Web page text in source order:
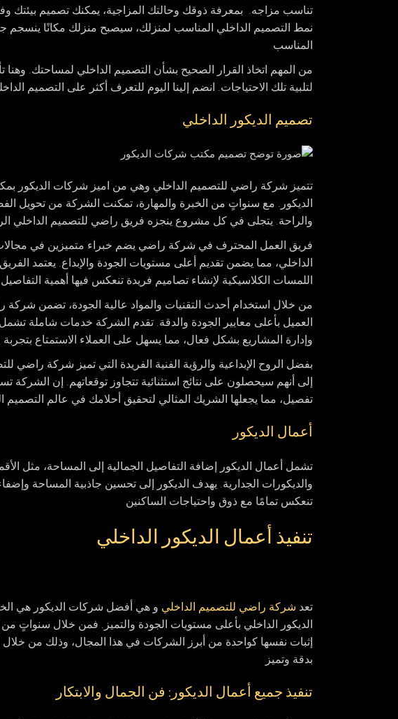
تناسب مزاجه. بمعرفة ذوقك وحالتك المزاجية، يمكنك تصميم بيئتك
نمط التصميم الداخلي المناسب لمنزلك، سيصبح منزلك مكانًا ينسجم
المناسب
من المهم اتخاذ القرار الصحيح بشأن التصميم الداخلي لمساحتك.
لتلبية تلك الاحتياجات. انضم إلينا اليوم للتعرف أكثر على التصميم
تصميم الديكور الداخلي
تتميز شركة راضي للتصميم الداخلي وهي من اميز شركات الديكور
الديكور. مع سنواتٍ من الخبرة والمهارة، تمكنت الشركة من تحويل
والراحة. يتجلى في كل مشروع ينجزه فريق راضي للتصميم الداخلي
فريق العمل المحترف في شركة راضي يضم خبراء متميزين في مجالات
الداخلي، مما يضمن تقديم أعلى مستويات الجودة والإبداع. يعتمد
اللمسات الكلاسيكية لإنشاء تصاميم فريدة تنعكس فيها أهمية التفاصيل
من خلال استخدام أحدث التقنيات والمواد عالية الجودة، تضمن شركة
العميل بأعلى معايير الجودة والدقة. تقدم الشركة خدمات شاملة تشمل
وإدارة المشاريع بشكل فعال، مما يسهل على العملاء الاستمتاع
بفضل الروح الإبداعية والرؤية الفنية الفريدة التي تميز شركة راضي
إلى أنهم سيحصلون على نتائج استثنائية تتجاوز توقعاتهم. إن الشركة
تفصيل، مما يجعلها الشريك المثالي لتحقيق أحلامك في عالم التصميم
أعمال الديكور
تشمل أعمال الديكور إضافة التفاصيل الجمالية إلى المساحة، مثل
والديكورات الجدارية. يهدف الديكور إلى تحسين جاذبية المساحة
تنعكس تمامًا مع ذوق واحتياجات الساكنين
تنفيذ أعمال الديكور الداخلي
تعد شركة راضي للتصميم الداخلي و هي أفضل شركات الديكور هي
الديكور الداخلي بأعلى مستويات الجودة والتميز. فمن خلال سنواتٍ
إثبات نفسها كواحدة من أبرز الشركات في هذا المجال، وذلك من خلال
بدقة وتميز
تنفيذ جميع أعمال الديكور: فن الجمال والابتكار